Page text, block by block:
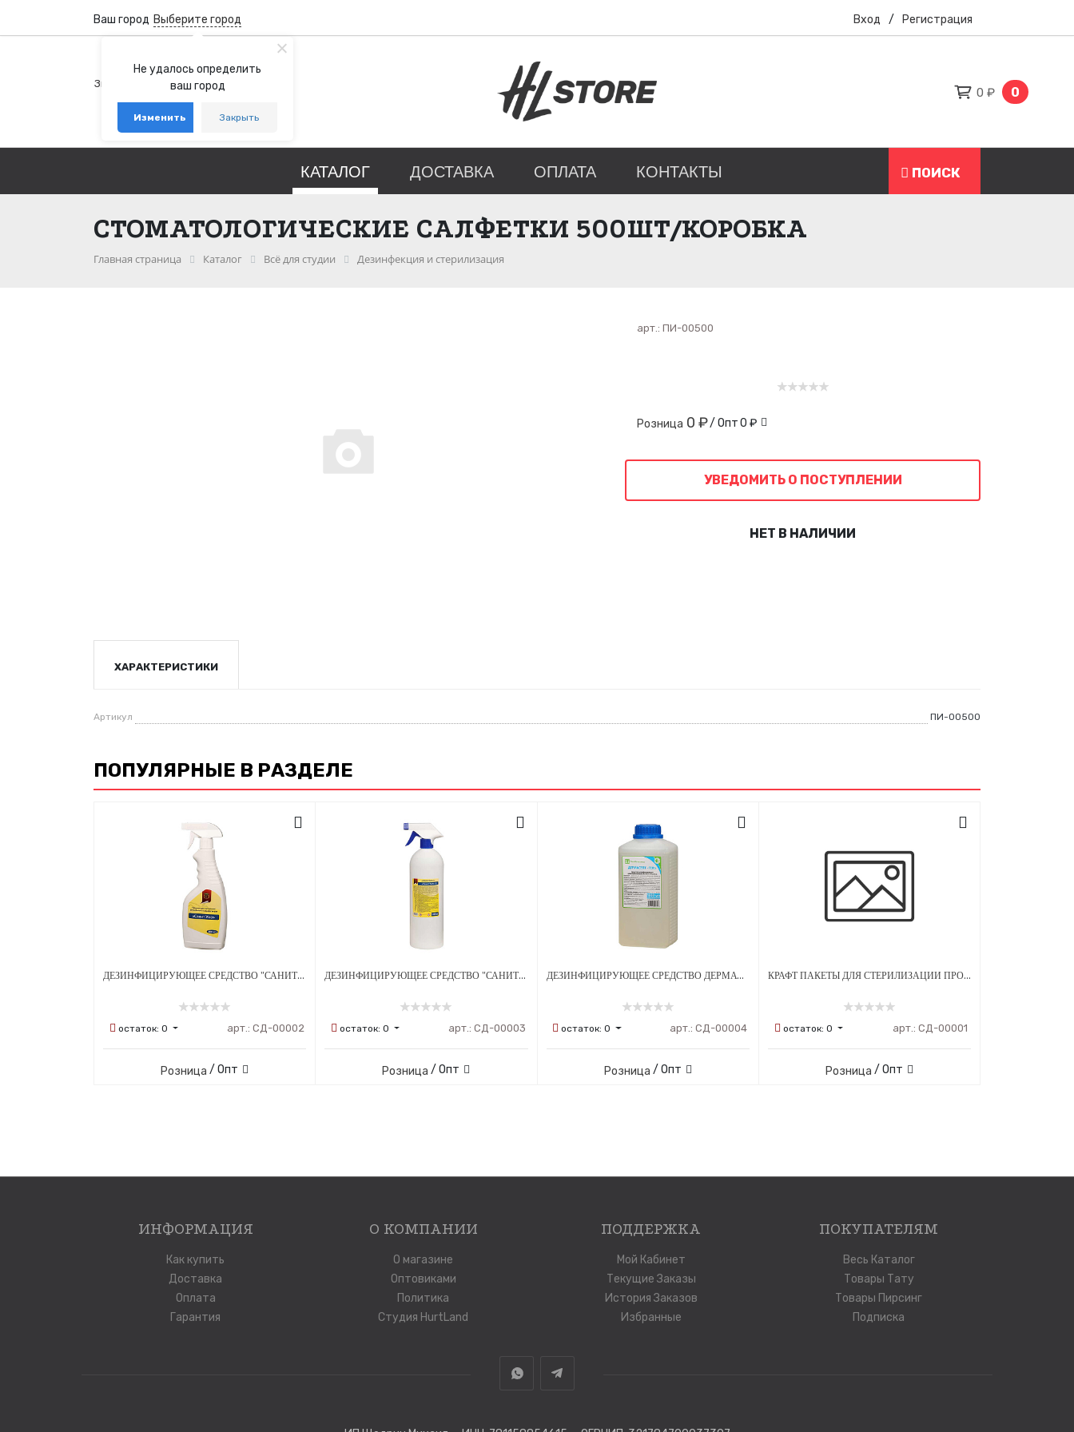
Не удалось определить
ваш город
Изменить Закрыть
Ваш город Выберите город Вход / Регистрация
+7 (800) 100-76-77
Звонок бесплатный по России
+7 (931) 978-88-88
telegram whatsapp
0 ₽ 0
КАТАЛОГ ДОСТАВКА ОПЛАТА КОНТАКТЫ ПОИСК
СТОМАТОЛОГИЧЕСКИЕ САЛФЕТКИ 500ШТ/КОРОБКА
Главная страница Каталог Всё для студии Дезинфекция и стерилизация
арт.: ПИ-00500
Розница 0 ₽/ Опт0 ₽
УВЕДОМИТЬ О ПОСТУПЛЕНИИ
НЕТ В НАЛИЧИИ
ХАРАКТЕРИСТИКИ
Артикул ПИ-00500
ПОПУЛЯРНЫЕ В РАЗДЕЛЕ
ДЕЗИНФИЦИРУЮЩЕЕ СРЕДСТВО "САНИТ УНО" 500 МЛ С РАСПЫЛИТЕЛЕМ
остаток: 0 арт.: СД-00002
Розница / Опт
ДЕЗИНФИЦИРУЮЩЕЕ СРЕДСТВО "САНИТ УНО" 1000 МЛ С РАСПЫЛИТЕЛЕМ
остаток:0 арт.: СД-00003
Розница / Опт
ДЕЗИНФИЦИРУЮЩЕЕ СРЕДСТВО ДЕРМАСЕПТ - ГЕЛЬ 1000 МЛ
остаток:0 арт.: СД-00004
Розница / Опт
КРАФТ ПАКЕТЫ ДЛЯ СТЕРИЛИЗАЦИИ ПРОЗРАЧНЫЕ 90Х165 ММ 200 ШТ
остаток: 0 арт.: СД-00001
Розница / Опт
ИНФОРМАЦИЯ
Как купить
Доставка
Оплата
Гарантия
О КОМПАНИИ
О магазине
Оптовиками
Политика
Студия HurtLand
ПОДДЕРЖКА
Мой Кабинет
Текущие Заказы
История Заказов
Избранные
ПОКУПАТЕЛЯМ
Весь Каталог
Товары Тату
Товары Пирсинг
Подписка